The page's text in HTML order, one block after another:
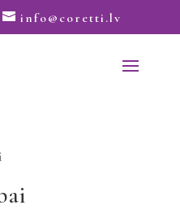
info@coretti.lv